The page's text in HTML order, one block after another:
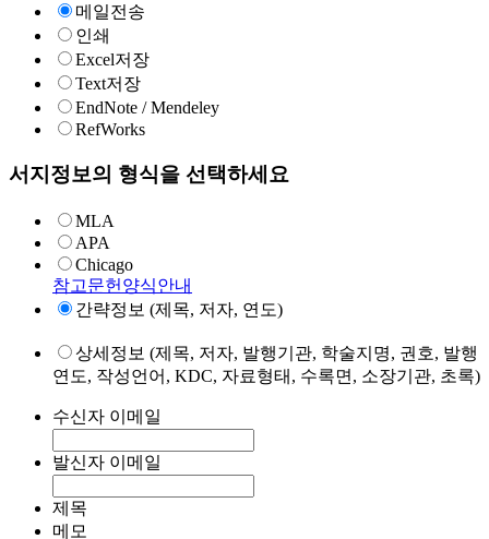
메일전송
인쇄
Excel저장
Text저장
EndNote / Mendeley
RefWorks
서지정보의 형식을 선택하세요
MLA
APA
Chicago
참고문헌양식안내
간략정보 (제목, 저자, 연도)
상세정보 (제목, 저자, 발행기관, 학술지명, 권호, 발행
연도, 작성언어, KDC, 자료형태, 수록면, 소장기관, 초록)
수신자 이메일
발신자 이메일
제목
메모